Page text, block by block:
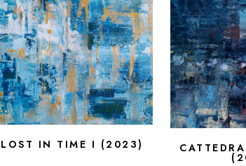
LOST IN TIME I (2023)